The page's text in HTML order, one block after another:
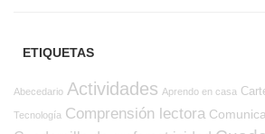
ETIQUETAS
Abecedario Actividades Aprendo en casa
Tecnología Comprensión lectora